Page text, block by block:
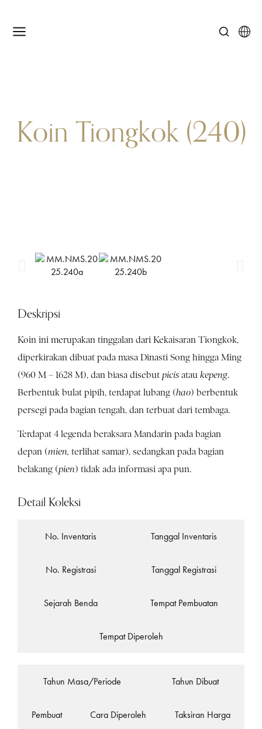
Koin Tiongkok (240)
Deskripsi
Koin ini merupakan tinggalan dari Kekaisaran Tiongkok,
diperkirakan dibuat pada masa Dinasti Song hingga Ming
(960 M – 1628 M), dan biasa disebut picis atau kepeng.
Berbentuk bulat pipih, terdapat lubang (hao) berbentuk
persegi pada bagian tengah, dan terbuat dari tembaga.
Terdapat 4 legenda beraksara Mandarin pada bagian
depan (mien, terlihat samar), sedangkan pada bagian
belakang (pien) tidak ada informasi apa pun.
Detail Koleksi
No. Inventaris Tanggal Inventaris
No. Registrasi Tanggal Registrasi
Sejarah Benda Tempat Pembuatan
Tempat Diperoleh
Tahun Masa/Periode Tahun Dibuat
Pembuat Cara Diperoleh Taksiran Harga